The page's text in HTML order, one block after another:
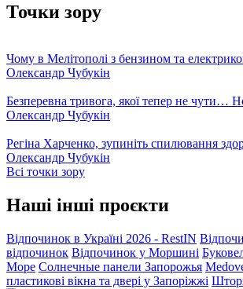
Точки зору
Чому в Мелітополі з бензином та
Олександр Чубукін
Безперевна тривога, якої тепер не чути…
Олександр Чубукін
Регіна Харченко, зупиніть спилювання
Олександр Чубукін
Всі точки зору
Наші інші проєкти
Відпочинок в Україні 2026 - RestIN
відпочинок Відпочинок у Моршині
Море Солнечные панели Запорожья
пластикові вікна та двері у Запоріжжі